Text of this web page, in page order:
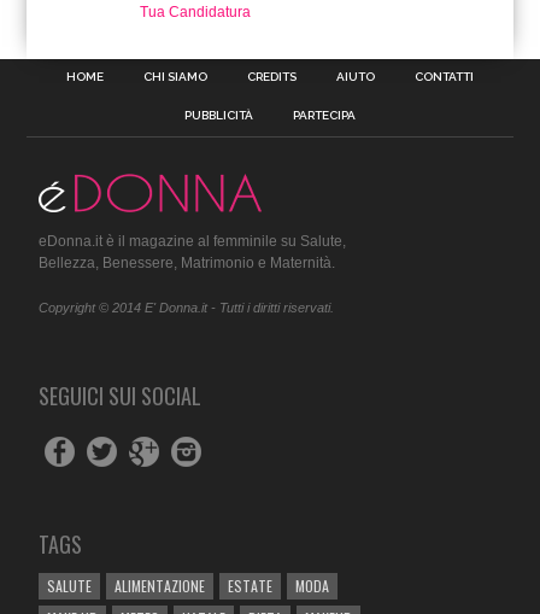
Tua Candidatura
HOME CHI SIAMO CREDITS AIUTO CONTATTI
PUBBLICITÀ PARTECIPA
eDonna.it è il magazine al femminile su Salute,
Bellezza, Benessere, Matrimonio e Maternità.
Copyright © 2014 E' Donna.it - Tutti i diritti riservati.
SEGUICI SUI SOCIAL
TAGS
SALUTE ALIMENTAZIONE ESTATE
MODA